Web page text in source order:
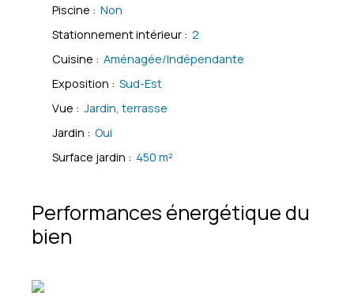
Piscine : Non
Stationnement intérieur : 2
Cuisine : Aménagée/Indépendante
Exposition : Sud-Est
Vue : Jardin, terrasse
Jardin : Oui
Surface jardin : 450 m²
Performances énergétique du
bien